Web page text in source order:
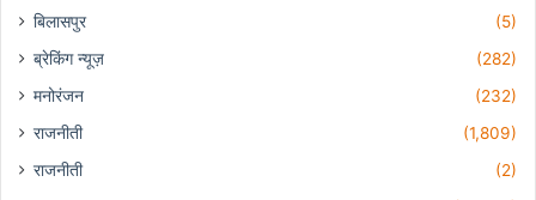
बिलासपुर
(5)
ब्रेकिंग न्यूज़
(282)
मनोरंजन
(232)
राजनीती
(1,809)
राजनीती
(2)